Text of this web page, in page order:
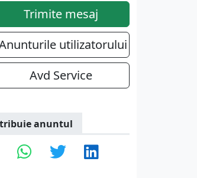
Trimite mesaj
utilizatorului
Avd Service
anuntul